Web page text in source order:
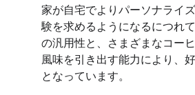
家が自宅でよりパーソナライ
験を求めるようになるにつれ
の汎用性と、さまざまなコー
風味を引き出す能力により、
となっています。